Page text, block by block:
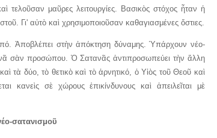
τελοῦσαν μαῦρες λειτουργίες. Βασικὸς στόχος ἦταν ἡ
Γι' αὐτὸ καὶ χρησιμοποιοῦσαν καθαγιασμένες ὄστιες.
στὴν ἀπόκτηση δύναμης. Ὑπάρχουν νέο-
σὰν προσώπου. Ὁ Σατανᾶς ἀντιπροσωπεύει τὴν ἄλλη
τὰ δύο, τὸ θετικὸ καὶ τὸ ἀρνητικό, ὁ Υἱὸς τοῦ Θεοῦ καὶ
σὲ χώρους ἐπικίνδυνους καὶ ἀπειλεῖται μὲ
σατανισμοῦ